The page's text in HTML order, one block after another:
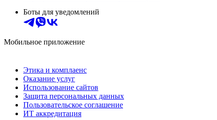
Боты для уведомлений
Мобильное приложение
Этика и комплаенс
Оказание услуг
Использование сайтов
Защита персональных данных
Пользовательское соглашение
ИТ аккредитация